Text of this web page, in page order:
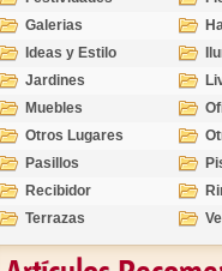
Galerias
Ideas y Estilo
Jardines
Muebles
Otros Lugares
Pasillos
Recibidor
Terrazas